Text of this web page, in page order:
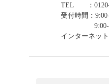
TEL ：0120-
受付時間：
9:00-12:00
インターネッ